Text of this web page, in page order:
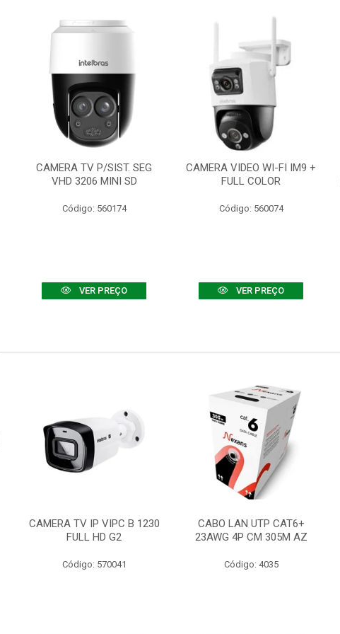
CAMERA TV P/SIST. SEG
VHD 3206 MINI SD
Código: 560174
VER PREÇO
CAMERA VIDEO WI-FI IM9 +
FULL COLOR
Código: 560074
VER PREÇO
CAMERA TV IP VIPC B 1230
FULL HD G2
Código: 570041
CABO LAN UTP CAT6+
23AWG 4P CM 305M AZ
Código: 4035